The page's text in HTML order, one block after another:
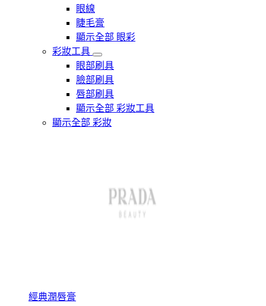
眼線
睫毛膏
顯示全部 眼彩
彩妝工具
眼部刷具
臉部刷具
唇部刷具
顯示全部 彩妝工具
顯示全部 彩妝
經典潤唇膏